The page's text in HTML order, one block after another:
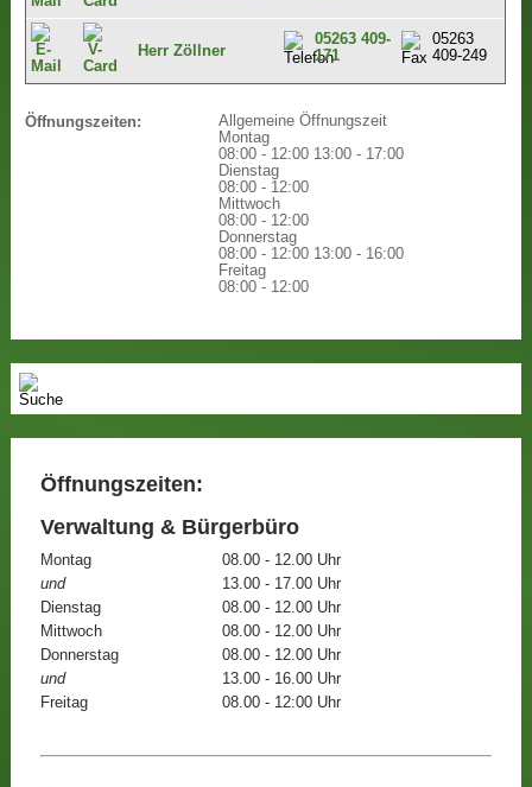
Herr Zöllner
05263 409-
171
05263
409-249
Öffnungszeiten:
Allgemeine Öffnungszeit
Montag
08:00 - 12:00 13:00 - 17:00
Dienstag
08:00 - 12:00
Mittwoch
08:00 - 12:00
Donnerstag
08:00 - 12:00 13:00 - 16:00
Freitag
08:00 - 12:00
Öffnungszeiten:
Verwaltung & Bürgerbüro
Montag
08.00 - 12.00 Uhr
und
13.00 - 17.00 Uhr
Dienstag
08.00 - 12.00 Uhr
Mittwoch
08.00 - 12.00 Uhr
Donnerstag
08.00 - 12.00 Uhr
und
13.00 - 16.00 Uhr
Freitag
08.00 - 12:00 Uhr